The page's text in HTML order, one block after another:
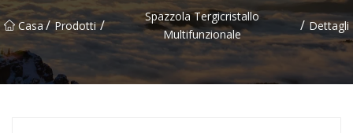
Casa/ Prodotti /
Spazzola Tergicristallo
Multifunzionale
/ Dettagli